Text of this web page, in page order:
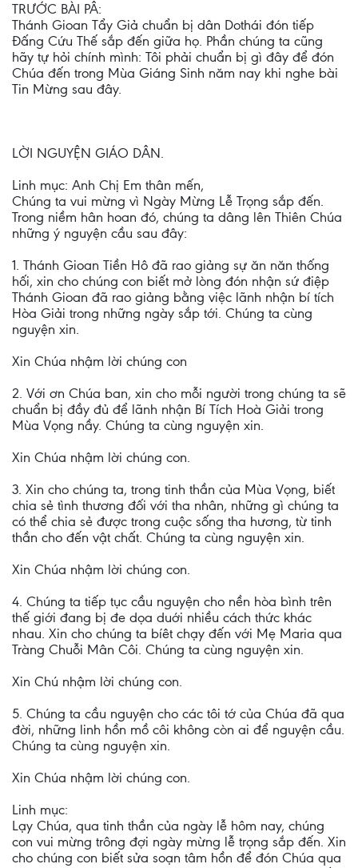
TRƯỚC BÀI PÂ:
Thánh Gioan Tẩy Giả chuẩn bị dân Dothái đón tiếp
Đấng Cứu Thế sắp đến giữa họ. Phần chúng ta cũng
hãy tự hỏi chính mình: Tôi phải chuẩn bị gì đây để đón
Chúa đến trong Mùa Giáng Sinh năm nay khi nghe bài
Tin Mừng sau đây.
LỜI NGUYỆN GIÁO DÂN.
Linh mục: Anh Chị Em thân mến,
Chúng ta vui mừng vì Ngày Mừng Lễ Trọng sắp đến.
Trong niềm hân hoan đó, chúng ta dâng lên Thiên Chúa
những ý nguyện cầu sau đây:
1. Thánh Gioan Tiền Hô đã rao giảng sự ăn năn thống
hối, xin cho chúng con biết mở lòng đón nhận sứ điệp
Thánh Gioan đã rao giảng bằng việc lãnh nhận bí tích
Hòa Giải trong những ngày sắp tới. Chúng ta cùng
nguyện xin.
Xin Chúa nhậm lời chúng con
2. Với ơn Chúa ban, xin cho mỗi người trong chúng ta sẽ
chuẩn bị đầy đủ để lãnh nhận Bí Tích Hoà Giải trong
Mùa Vọng nầy. Chúng ta cùng nguyện xin.
Xin Chúa nhậm lời chúng con.
3. Xin cho chúng ta, trong tinh thần của Mùa Vọng, biết
chia sẻ tình thương đối với tha nhân, những gì chúng ta
có thể chia sẻ được trong cuộc sống tha hương, từ tinh
thần cho đến vật chất. Chúng ta cùng nguyện xin.
Xin Chúa nhậm lời chúng con.
4. Chúng ta tiếp tục cầu nguyện cho nền hòa bình trên
thế giới đang bị đe dọa duới nhiều cách thức khác
nhau. Xin cho chúng ta bíêt chạy đến với Mẹ Maria qua
Tràng Chuỗi Mân Côi. Chúng ta cùng nguyện xin.
Xin Chú nhậm lời chúng con.
5. Chúng ta cầu nguyện cho các tôi tớ của Chúa đã qua
đời, những linh hồn mồ côi không còn ai để nguyện cầu.
Chúng ta cùng nguyện xin.
Xin Chúa nhậm lời chúng con.
Linh mục:
Lạy Chúa, qua tinh thần của ngày lễ hôm nay, chúng
con vui mừng trông đợi ngày mừng lễ trọng sắp đến. Xin
cho chúng con biết sửa soạn tâm hồn để đón Chúa qua